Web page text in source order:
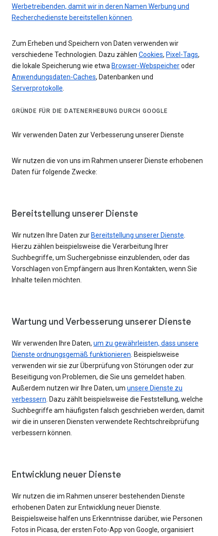
Werbetreibenden, damit wir in deren Namen Werbung und
Recherchedienste bereitstellen können.
Zum Erheben und Speichern von Daten verwenden wir
verschiedene Technologien. Dazu zählen Cookies, Pixel-Tags,
die lokale Speicherung wie etwa Browser-Webspeicheroder
Anwendungsdaten-Caches, Datenbanken und
Serverprotokolle.
GRÜNDE FÜR DIE DATENERHEBUNG DURCH GOOGLE
Wir verwenden Daten zur Verbesserung unserer Dienste
Wir nutzen die von uns im Rahmen unserer Dienste erhobenen
Daten für folgende Zwecke:
Bereitstellung unserer Dienste
Wir nutzen Ihre Daten zur Bereitstellung unserer Dienste
Hierzu zählen beispielsweise die Verarbeitung Ihrer
Suchbegriffe, um Suchergebnisse einzublenden, oder das
Vorschlagen von Empfängern aus Ihren Kontakten, wenn Sie
Inhalte teilen möchten.
Wartung und Verbesserung unserer Dienste
Wir verwenden Ihre Daten, um zu gewährleisten, dass unsere
Dienste ordnungsgemäß funktionieren . Beispielsweise
verwenden wir sie zur Überprüfung von Störungen oder zur
Beseitigung von Problemen, die Sie uns gemeldet haben.
Außerdem nutzen wir Ihre Daten, um unsere Dienste zu
verbessern . Dazu zählt beispielsweise die Feststellung, welche
Suchbegriffe am häufigsten falsch geschrieben werden, damit
wir die in unseren Diensten verwendete Rechtschreibprüfung
verbessern können.
Entwicklung neuer Dienste
Wir nutzen die im Rahmen unserer bestehenden Dienste
erhobenen Daten zur Entwicklung neuer Dienste.
Beispielsweise halfen uns Erkenntnisse darüber, wie Personen
Fotos in Picasa, der ersten Foto-App von Google, organisiert